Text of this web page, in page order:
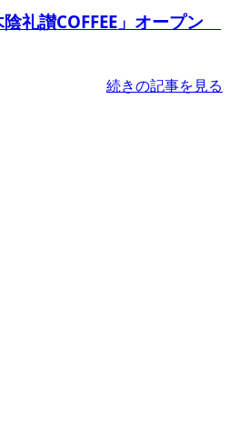
礼讃COFFEE」オープン
続きの記事を見る